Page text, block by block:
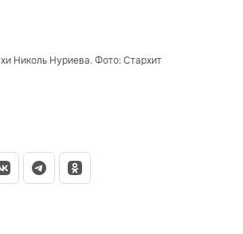
Николь Нуриева. Фото: Стархит